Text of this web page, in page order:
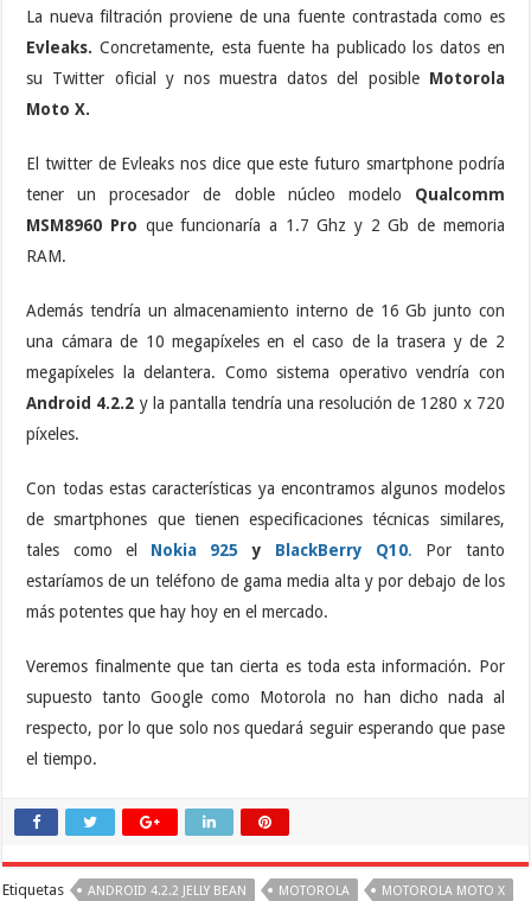
La nueva filtración proviene de una fuente contrastada como es
Evleaks. Concretamente, esta fuente ha publicado los datos en
su Twitter oficial y nos muestra datos del posible Motorola
Moto X.
El twitter de Evleaks nos dice que este futuro smartphone podría
tener un procesador de doble núcleo modelo Qualcomm
MSM8960 Pro que funcionaría a 1.7 Ghz y 2 Gb de memoria
RAM.
Además tendría un almacenamiento interno de 16 Gb junto con
una cámara de 10 megapíxeles en el caso de la trasera y de 2
megapíxeles la delantera. Como sistema operativo vendría con
Android 4.2.2 y la pantalla tendría una resolución de 1280 x 720
píxeles.
Con todas estas características ya encontramos algunos modelos
de smartphones que tienen especificaciones técnicas similares,
tales como el Nokia 925 y BlackBerry Q10. Por tanto
estaríamos de un teléfono de gama media alta y por debajo de los
más potentes que hay hoy en el mercado.
Veremos finalmente que tan cierta es toda esta información. Por
supuesto tanto Google como Motorola no han dicho nada al
respecto, por lo que solo nos quedará seguir esperando que pase
el tiempo.
Etiquetas ANDROID 4.2.2 JELLY BEAN MOTOROLA
MOTOROLA MOTO X